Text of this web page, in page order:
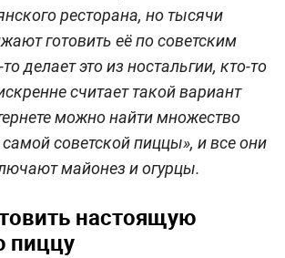
ресторана, но тысячи
готовить её по советским
делает это из ностальгии, кто-то
считает такой вариант
можно найти множество
самой советской пиццы», и все они
майонез и огурцы.
настоящую
пиццу